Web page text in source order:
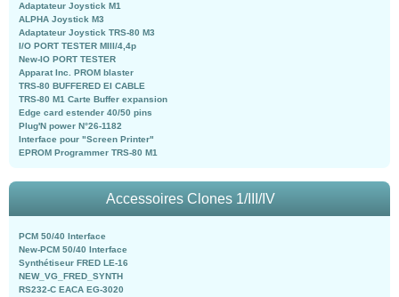
Adaptateur Joystick M1
ALPHA Joystick M3
Adaptateur Joystick TRS-80 M3
I/O PORT TESTER MIII/4,4p
New-IO PORT TESTER
Apparat Inc. PROM blaster
TRS-80 BUFFERED EI CABLE
TRS-80 M1 Carte Buffer expansion
Edge card estender 40/50 pins
Plug'N power N°26-1182
Interface pour "Screen Printer"
EPROM Programmer TRS-80 M1
Accessoires Clones 1/III/IV
PCM 50/40 Interface
New-PCM 50/40 Interface
Synthétiseur FRED LE-16
NEW_VG_FRED_SYNTH
RS232-C EACA EG-3020